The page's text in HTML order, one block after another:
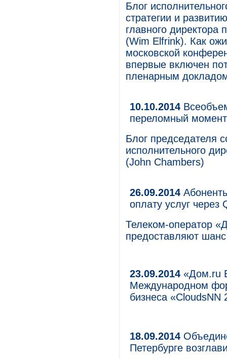
Блог
стратегии и
главного
(Wim Elfrink). Как
московской
впервые включен
пленарным
10.10.2014
переломный момент
Блог председателя
исполнительного
(John Chambers)
26.09.2014
оплату услуг через
Телеком-оператор
предоставляют
23.09.2014 «Дом.ru
Международном
бизнеса «CloudsNN
18.09.2014
Петербурге